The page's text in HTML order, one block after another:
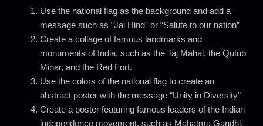
Use the national flag as the background and add a
message such as “Jai Hind” or “Salute to our nation”
Create a collage of famous landmarks and
monuments of India, such as the Taj Mahal, the Qutub
Minar, and the Red Fort.
Use the colors of the national flag to create an
abstract poster with the message “Unity in Diversity”
Create a poster featuring famous leaders of the Indian
independence movement, such as Mahatma Gandhi,